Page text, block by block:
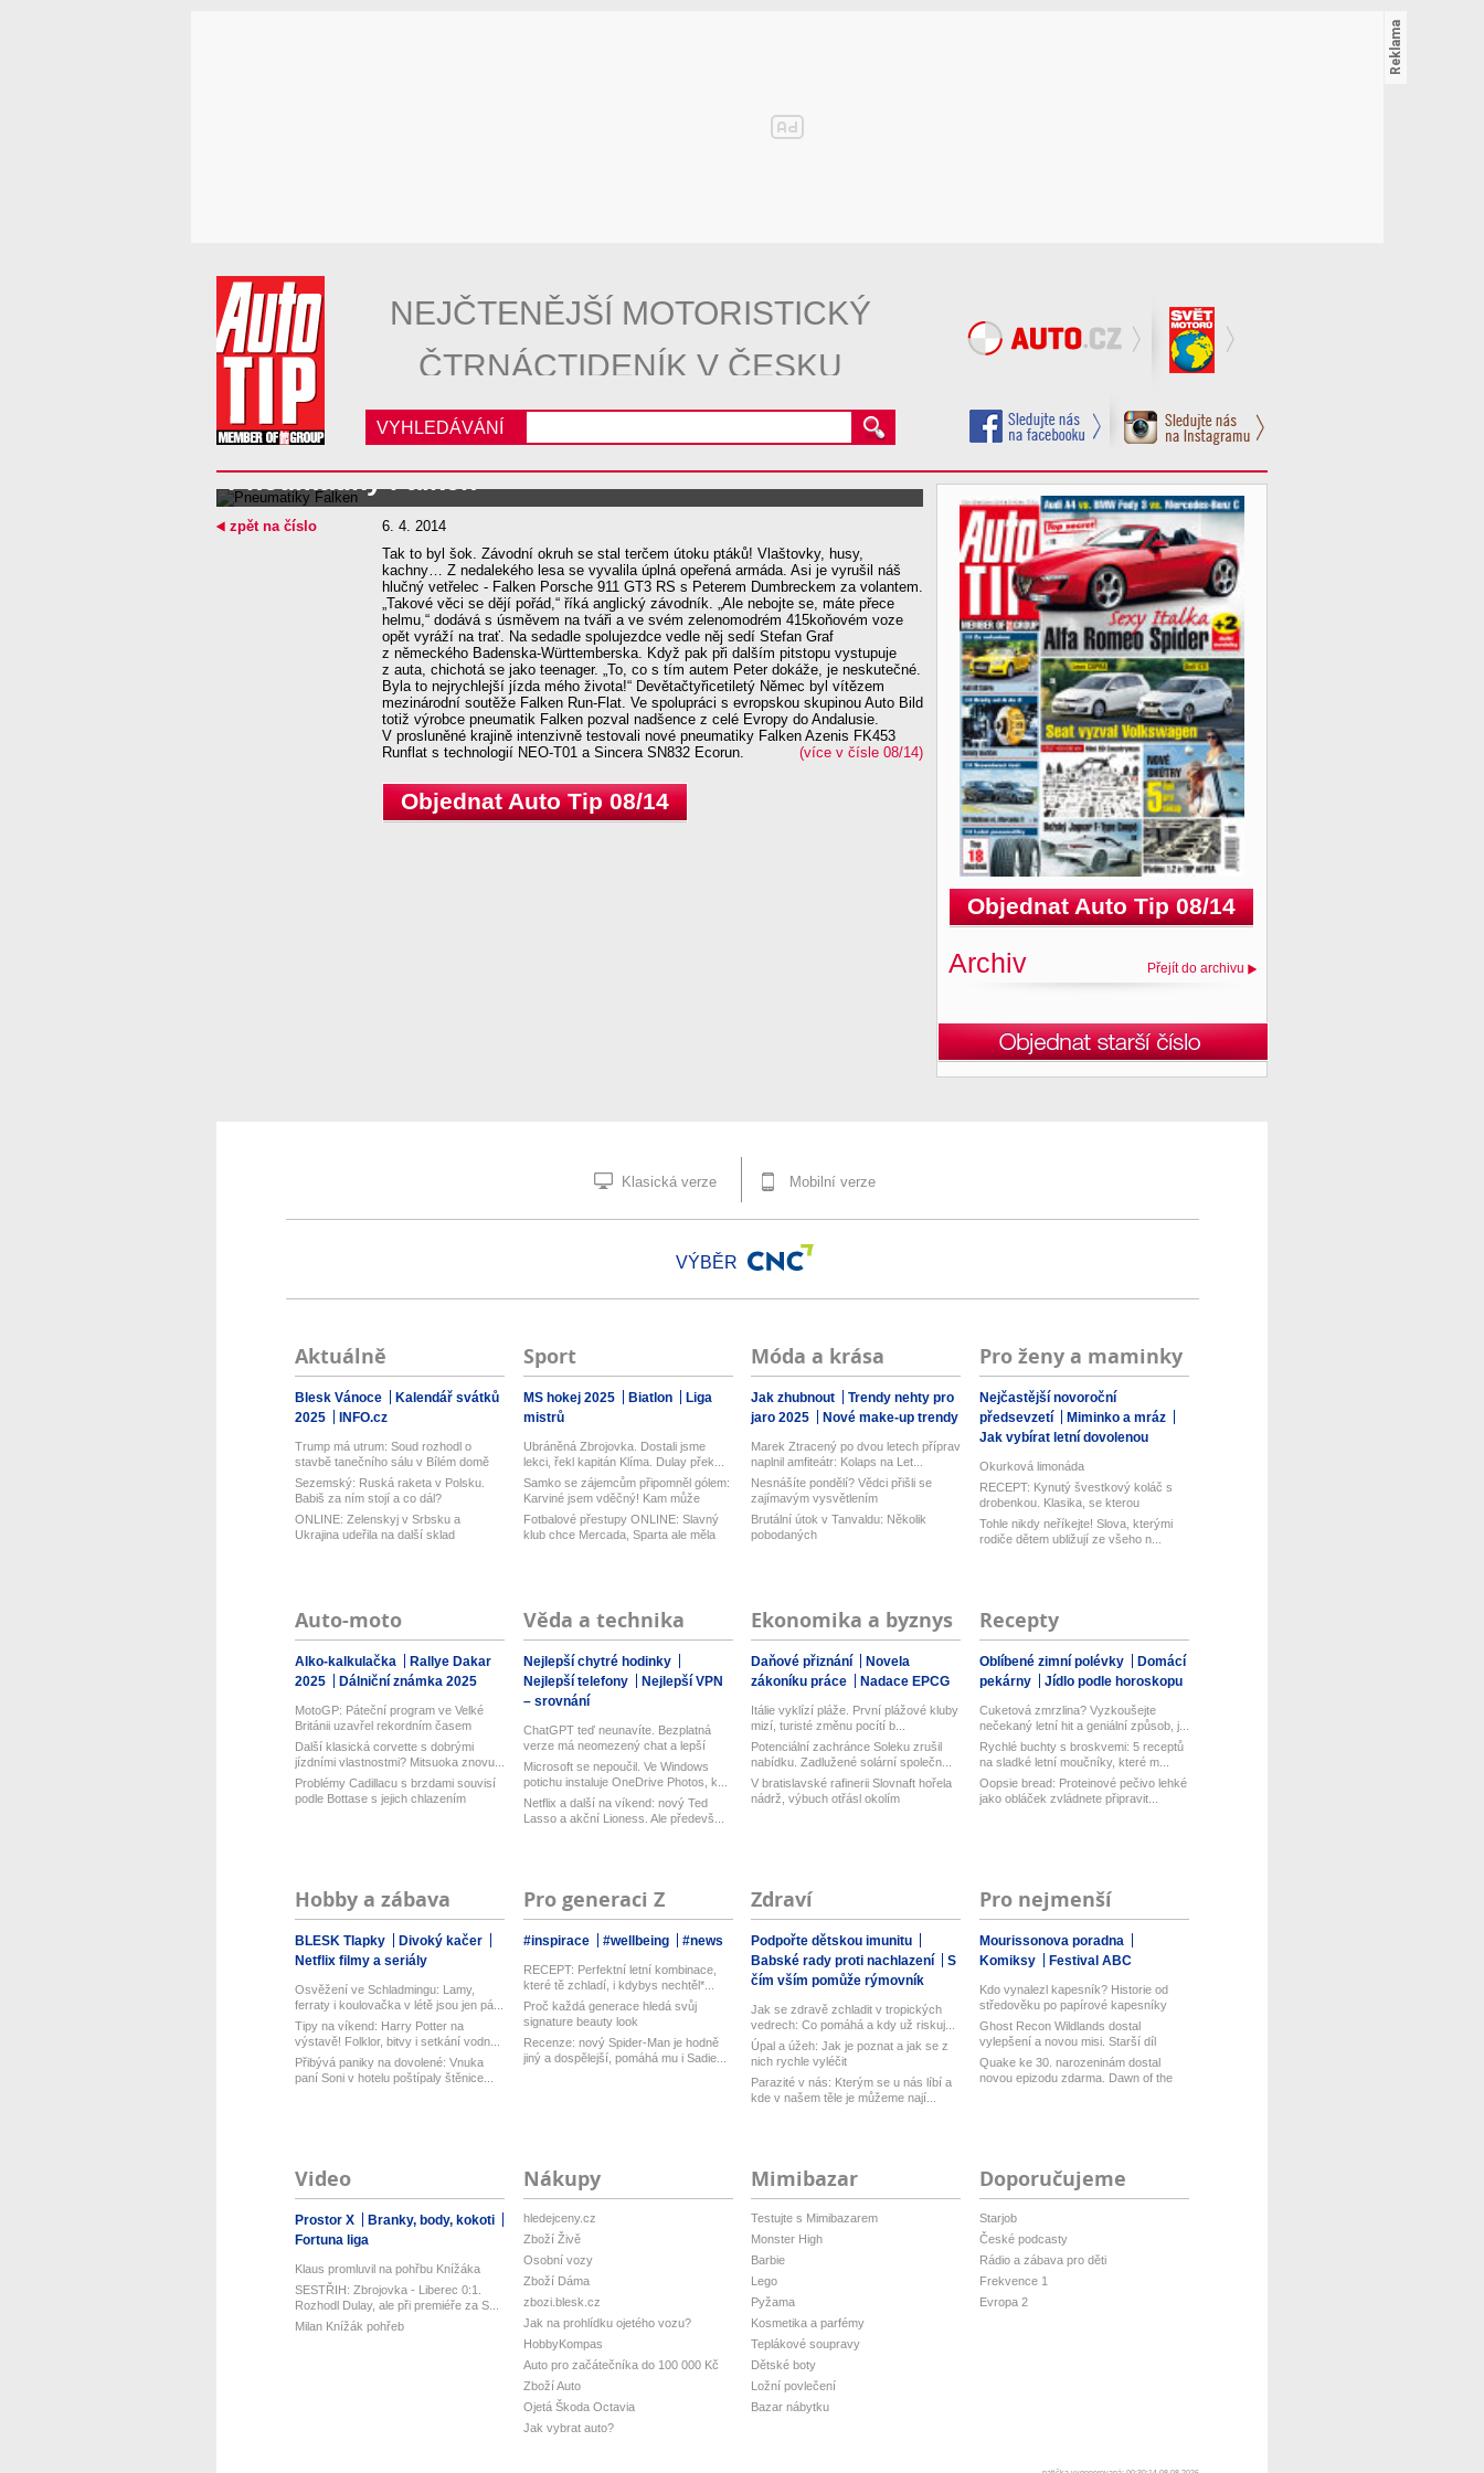
NEJČTENĚJŠÍ MOTORISTICKÝ
ČTRNÁCTIDENÍK V ČESKU
VYHLEDÁVÁNÍ
Pneumatiky Falken
6. 4. 2014
Tak to byl šok. Závodní okruh se stal terčem útoku ptáků! Vlaštovky, husy,
kachny… Z nedalekého lesa se vyvalila úplná opeřená armáda. Asi je vyrušil náš
hlučný vetřelec - Falken Porsche 911 GT3 RS s Peterem Dumbreckem za volantem.
„Takové věci se dějí pořád,“ říká anglický závodník. „Ale nebojte se, máte přece
helmu,“ dodává s úsměvem na tváři a ve svém zelenomodrém 415koňovém voze
opět vyráží na trať. Na sedadle spolujezdce vedle něj sedí Stefan Graf
z německého Badenska-Württemberska. Když pak při dalším pitstopu vystupuje
z auta, chichotá se jako teenager. „To, co s tím autem Peter dokáže, je neskutečné.
Byla to nejrychlejší jízda mého života!“ Devětačtyřicetiletý Němec byl vítězem
mezinárodní soutěže Falken Run-Flat. Ve spolupráci s evropskou skupinou Auto Bild
totiž výrobce pneumatik Falken pozval nadšence z celé Evropy do Andalusie.
V prosluněné krajině intenzivně testovali nové pneumatiky Falken Azenis FK453
Runflat s technologií NEO-T01 a Sincera SN832 Ecorun.
(více v čísle 08/14)
Objednat Auto Tip 08/14
zpět na číslo
Objednat Auto Tip 08/14
Archiv Přejít do archivu
Klasická verze Mobilní verze
VÝBĚR
Aktuálně
Blesk Vánoce
Kalendář svátků
2025
INFO.cz
Trump má utrum: Soud rozhodl o
stavbě tanečního sálu v Bílém domě
Sezemský: Ruská raketa v Polsku.
Babiš za ním stojí a co dál?
ONLINE: Zelenskyj v Srbsku a
Ukrajina udeřila na další sklad
Sport
MS hokej 2025 Biatlon
Liga
mistrů
Ubráněná Zbrojovka. Dostali jsme
lekci, řekl kapitán Klíma. Dulay přek...
Samko se zájemcům připomněl gólem:
Karviné jsem vděčný! Kam může
odejí...
Fotbalové přestupy ONLINE: Slavný
klub chce Mercada, Sparta ale měla
Móda a krása
Jak zhubnout
Trendy nehty pro
jaro 2025
Nové make-up trendy
Marek Ztracený po dvou letech příprav
naplnil amfiteátr: Kolaps na Let...
Nesnášíte pondělí? Vědci přišli se
zajímavým vysvětlením
Brutální útok v Tanvaldu: Několik
pobodaných
Pro ženy a maminky
Nejčastější novoroční
předsevzetí
Miminko a mráz
Jak vybírat letní dovolenou
Okurková limonáda
RECEPT: Kynutý švestkový koláč s
drobenkou. Klasika, se kterou
zaboduj...
Tohle nikdy neříkejte! Slova, kterými
rodiče dětem ubližují ze všeho n...
Auto-moto
Alko-kalkulačka
Rallye Dakar
2025
Dálniční známka 2025
MotoGP: Páteční program ve Velké
Británii uzavřel rekordním časem
Bezz...
Další klasická corvette s dobrými
jízdními vlastnostmi? Mitsuoka znovu...
Problémy Cadillacu s brzdami souvisí
podle Bottase s jejich chlazením
Věda a technika
Nejlepší chytré hodinky
Nejlepší telefony
Nejlepší VPN
– srovnání
ChatGPT teď neunavíte. Bezplatná
verze má neomezený chat a lepší
model...
Microsoft se nepoučil. Ve Windows
potichu instaluje OneDrive Photos, k...
Netflix a další na víkend: nový Ted
Lasso a akční Lioness. Ale předevš...
Ekonomika a byznys
Daňové přiznání
Novela
zákoníku práce
Nadace EPCG
Itálie vyklízí pláže. První plážové kluby
mizí, turisté změnu pocítí b...
Potenciální zachránce Soleku zrušil
nabídku. Zadlužené solární společn...
V bratislavské rafinerii Slovnaft hořela
nádrž, výbuch otřásl okolím
Recepty
Oblíbené zimní polévky
Domácí
pekárny
Jídlo podle horoskopu
Cuketová zmrzlina? Vyzkoušejte
nečekaný letní hit a geniální způsob, j...
Rychlé buchty s broskvemi: 5 receptů
na sladké letní moučníky, které m...
Oopsie bread: Proteinové pečivo lehké
jako obláček zvládnete připravit...
Hobby a zábava
BLESK Tlapky
Divoký kačer
Netflix filmy a seriály
Osvěžení ve Schladmingu: Lamy,
ferraty i koulovačka v létě jsou jen pá...
Tipy na víkend: Harry Potter na
výstavě! Folklor, bitvy i setkání vodn...
Přibývá paniky na dovolené: Vnuka
paní Soni v hotelu poštípaly štěnice...
Pro generaci Z
#inspirace #wellbeing #news
RECEPT: Perfektní letní kombinace,
které tě zchladí, i kdybys nechtěl*...
Proč každá generace hledá svůj
signature beauty look
Recenze: nový Spider-Man je hodně
jiný a dospělejší, pomáhá mu i Sadie...
Zdraví
Podpořte dětskou imunitu
Babské rady proti nachlazení
S
čím vším pomůže rýmovník
Jak se zdravě zchladit v tropických
vedrech: Co pomáhá a kdy už riskuj...
Úpal a úžeh: Jak je poznat a jak se z
nich rychle vyléčit
Parazité v nás: Kterým se u nás líbí a
kde v našem těle je můžeme nají...
Pro nejmenší
Mourissonova poradna
Komiksy
Festival ABC
Kdo vynalezl kapesník? Historie od
středověku po papírové kapesníky
Ghost Recon Wildlands dostal
vylepšení a novou misi. Starší díl
Ubisof...
Quake ke 30. narozeninám dostal
novou epizodu zdarma. Dawn of the
Video
Prostor X
Branky, body, kokoti
Fortuna liga
Klaus promluvil na pohřbu Knížáka
SESTŘIH: Zbrojovka - Liberec 0:1.
Rozhodl Dulay, ale při premiéře za S...
Milan Knížák pohřeb
Nákupy
hledejceny.cz
Zboží Živě
Osobní vozy
Zboží Dáma
zbozi.blesk.cz
Jak na prohlídku ojetého vozu?
HobbyKompas
Auto pro začátečníka do 100 000 Kč
Zboží Auto
Ojetá Škoda Octavia
Jak vybrat auto?
Mimibazar
Testujte s Mimibazarem
Monster High
Barbie
Lego
Pyžama
Kosmetika a parfémy
Teplákové soupravy
Dětské boty
Ložní povlečení
Bazar nábytku
Doporučujeme
Starjob
České podcasty
Rádio a zábava pro děti
Frekvence 1
Evropa 2